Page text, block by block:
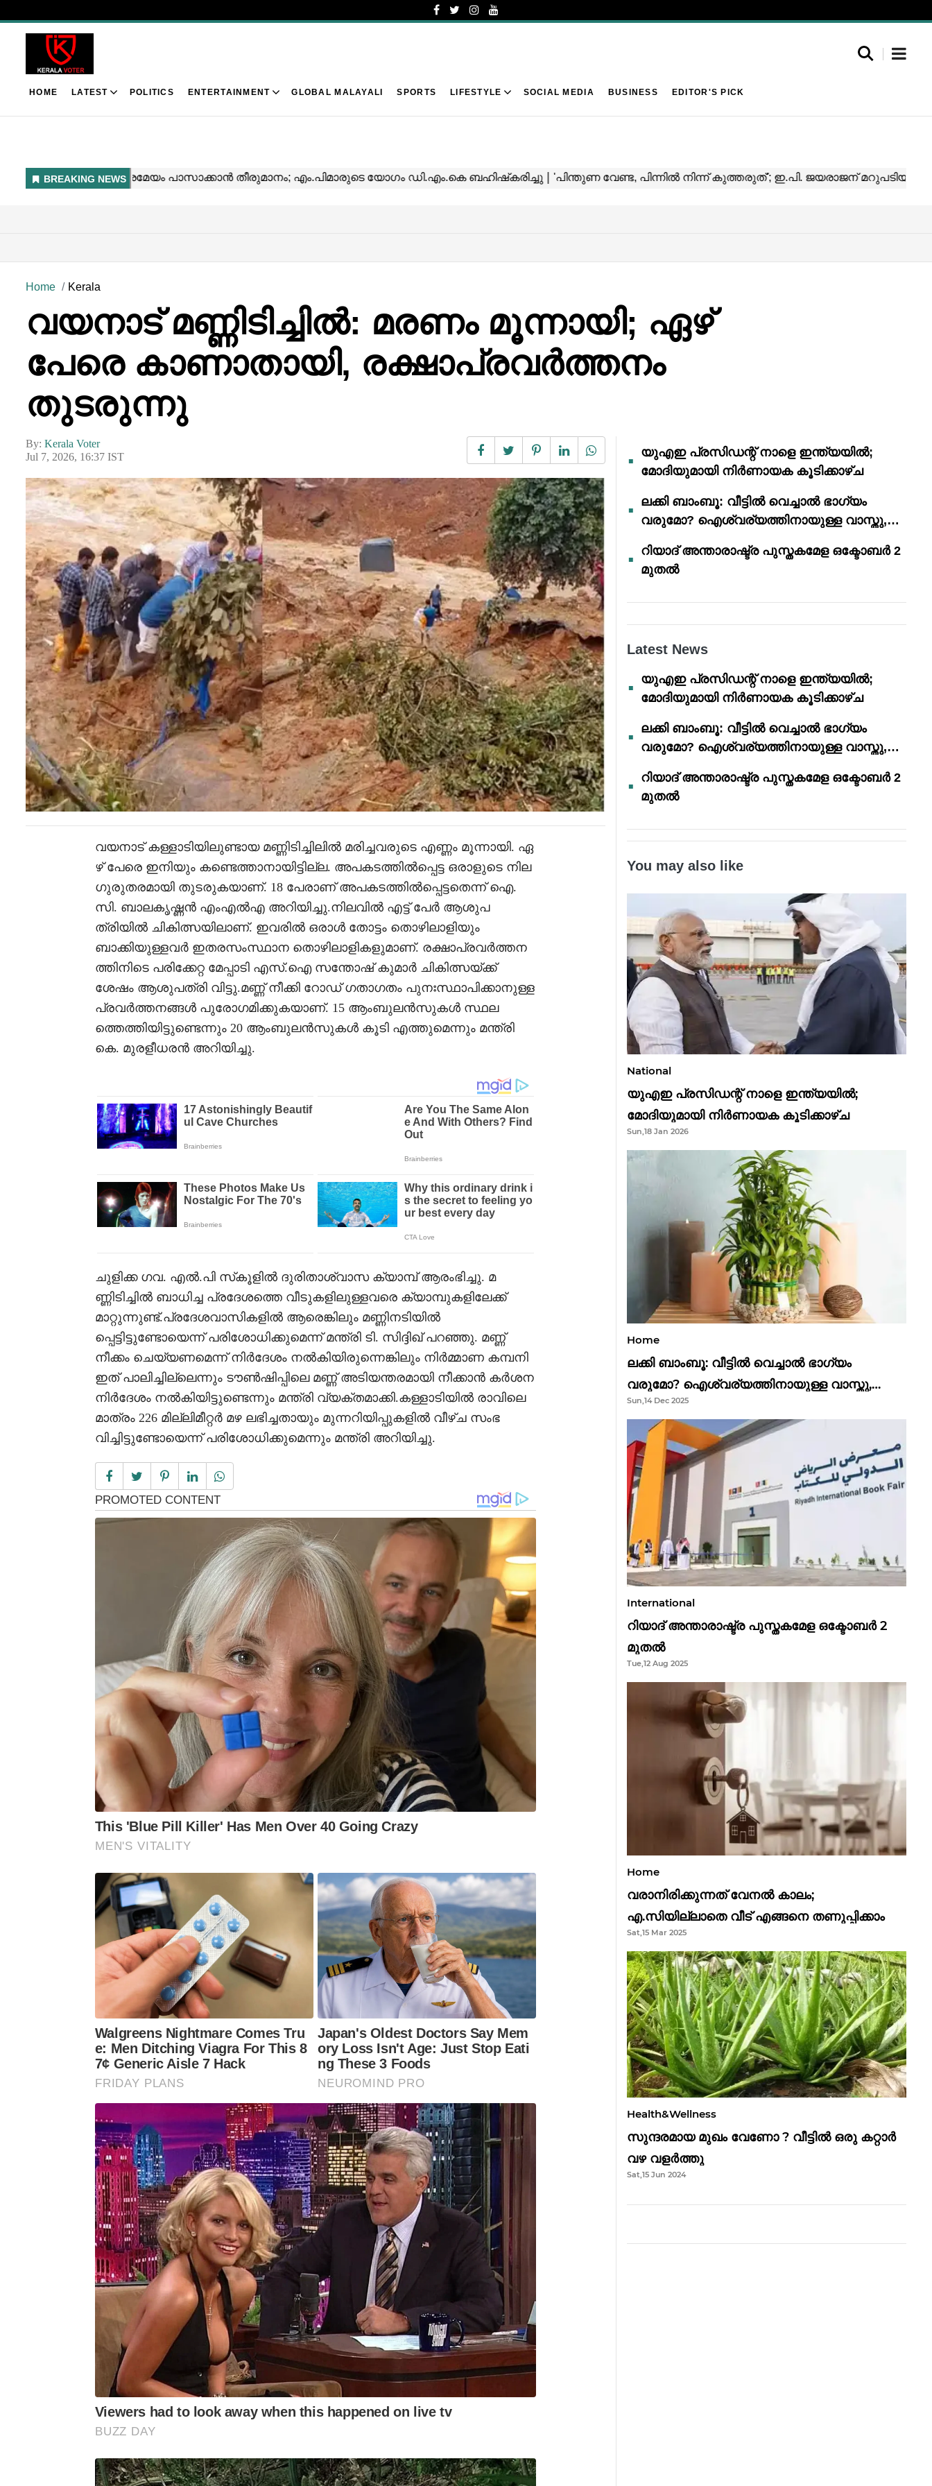
HOME LATEST POLITICS ENTERTAINMENT GLOBAL MALAYALI SPORTS LIFESTYLE SOCIAL MEDIA BUSINESS EDITOR'S PICK
Home Kerala
വയനാട് മണ്ണിടിച്ചിൽ: മരണം മൂന്നായി; ഏഴ്
പേരെ കാണാതായി, രക്ഷാപ്രവർത്തനം
തുടരുന്നു
By: Kerala Voter
Jul 7, 2026, 16:37 IST
വയനാട് കള്ളാടിയിലുണ്ടായ മണ്ണിടിച്ചിലിൽ മരിച്ചവരുടെ എണ്ണം മൂന്നായി. ഏ
ഴ് പേരെ ഇനിയും കണ്ടെത്താനായിട്ടില്ല. അപകടത്തിൽപ്പെട്ട ഒരാളുടെ നില
ഗുരുതരമായി തുടരുകയാണ്. 18 പേരാണ് അപകടത്തിൽപ്പെട്ടതെന്ന് ഐ.
സി. ബാലകൃഷ്ണൻ എംഎൽഎ അറിയിച്ചു.നിലവിൽ എട്ട് പേർ ആശുപ
ത്രിയിൽ ചികിത്സയിലാണ്. ഇവരിൽ ഒരാൾ തോട്ടം തൊഴിലാളിയും
ബാക്കിയുള്ളവർ ഇതരസംസ്ഥാന തൊഴിലാളികളുമാണ്. രക്ഷാപ്രവർത്തന
ത്തിനിടെ പരിക്കേറ്റ മേപ്പാടി എസ്.ഐ സന്തോഷ് കുമാർ ചികിത്സയ്ക്ക്
ശേഷം ആശുപത്രി വിട്ടു.മണ്ണ് നീക്കി റോഡ് ഗതാഗതം പുനഃസ്ഥാപിക്കാനുള്ള
പ്രവർത്തനങ്ങൾ പുരോഗമിക്കുകയാണ്. 15 ആംബുലൻസുകൾ സ്ഥല
ത്തെത്തിയിട്ടുണ്ടെന്നും 20 ആംബുലൻസുകൾ കൂടി എത്തുമെന്നും മന്ത്രി
കെ. മുരളീധരൻ അറിയിച്ചു.
ചുളിക്ക ഗവ. എൽ.പി സ്‌കൂളിൽ ദുരിതാശ്വാസ ക്യാമ്പ് ആരംഭിച്ചു. മ
ണ്ണിടിച്ചിൽ ബാധിച്ച പ്രദേശത്തെ വീടുകളിലുള്ളവരെ ക്യാമ്പുകളിലേക്ക്
മാറ്റുന്നുണ്ട്.പ്രദേശവാസികളിൽ ആരെങ്കിലും മണ്ണിനടിയിൽ
പ്പെട്ടിട്ടുണ്ടോയെന്ന് പരിശോധിക്കുമെന്ന് മന്ത്രി ടി. സിദ്ദിഖ് പറഞ്ഞു. മണ്ണ്
നീക്കം ചെയ്യണമെന്ന് നിർദേശം നൽകിയിരുന്നെങ്കിലും നിർമ്മാണ കമ്പനി
ഇത് പാലിച്ചില്ലെന്നും ടൗൺഷിപ്പിലെ മണ്ണ് അടിയന്തരമായി നീക്കാൻ കർശന
നിർദേശം നൽകിയിട്ടുണ്ടെന്നും മന്ത്രി വ്യക്തമാക്കി.കള്ളാടിയിൽ രാവിലെ
മാത്രം 226 മില്ലിമീറ്റർ മഴ ലഭിച്ചതായും മുന്നറിയിപ്പുകളിൽ വീഴ്ച സംഭ
വിച്ചിട്ടുണ്ടോയെന്ന് പരിശോധിക്കുമെന്നും മന്ത്രി അറിയിച്ചു.
യുഎഇ പ്രസിഡന്റ് നാളെ ഇന്ത്യയിൽ;
മോദിയുമായി നിർണായക കൂടിക്കാഴ്ച
ലക്കി ബാംബൂ: വീട്ടിൽ വെച്ചാൽ ഭാഗ്യം
വരുമോ? ഐശ്വര്യത്തിനായുള്ള വാസ്തു,
റിയാദ് അന്താരാഷ്ട്ര പുസ്തകമേള ഒക്ടോബർ 2
മുതൽ
Latest News
യുഎഇ പ്രസിഡന്റ് നാളെ ഇന്ത്യയിൽ;
മോദിയുമായി നിർണായക കൂടിക്കാഴ്ച
ലക്കി ബാംബൂ: വീട്ടിൽ വെച്ചാൽ ഭാഗ്യം
വരുമോ? ഐശ്വര്യത്തിനായുള്ള വാസ്തു,
റിയാദ് അന്താരാഷ്ട്ര പുസ്തകമേള ഒക്ടോബർ 2
മുതൽ
You may also like
National
യുഎഇ പ്രസിഡന്റ് നാളെ ഇന്ത്യയിൽ;
മോദിയുമായി നിർണായക കൂടിക്കാഴ്ച
Sun,18 Jan 2026
Home
ലക്കി ബാംബൂ: വീട്ടിൽ വെച്ചാൽ ഭാഗ്യം
വരുമോ? ഐശ്വര്യത്തിനായുള്ള വാസ്തു,
ഫെങ് ഷൂയി വിശ്വാസങ്ങൾ
Sun,14 Dec 2025
International
റിയാദ് അന്താരാഷ്ട്ര പുസ്തകമേള ഒക്ടോബർ 2
മുതൽ
Tue,12 Aug 2025
Home
വരാനിരിക്കുന്നത് വേനൽ കാലം;
എ.സിയില്ലാതെ വീട് എങ്ങനെ തണുപ്പിക്കാം
Sat,15 Mar 2025
Health&Wellness
സുന്ദരമായ മുഖം വേണോ ? വീട്ടിൽ ഒരു കറ്റാർ
വഴ വളർത്തു
Sat,15 Jun 2024